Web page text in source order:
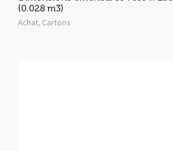
(0.028 m3)
Achat,Cartons